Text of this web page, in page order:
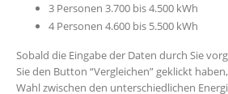
3 Personen 3.700 bis 4.500 kWh
4 Personen 4.600 bis 5.500 kWh
Sobald die Eingabe der Daten durch Sie
Sie den Button “Vergleichen” geklickt
Wahl zwischen den unterschiedlichen